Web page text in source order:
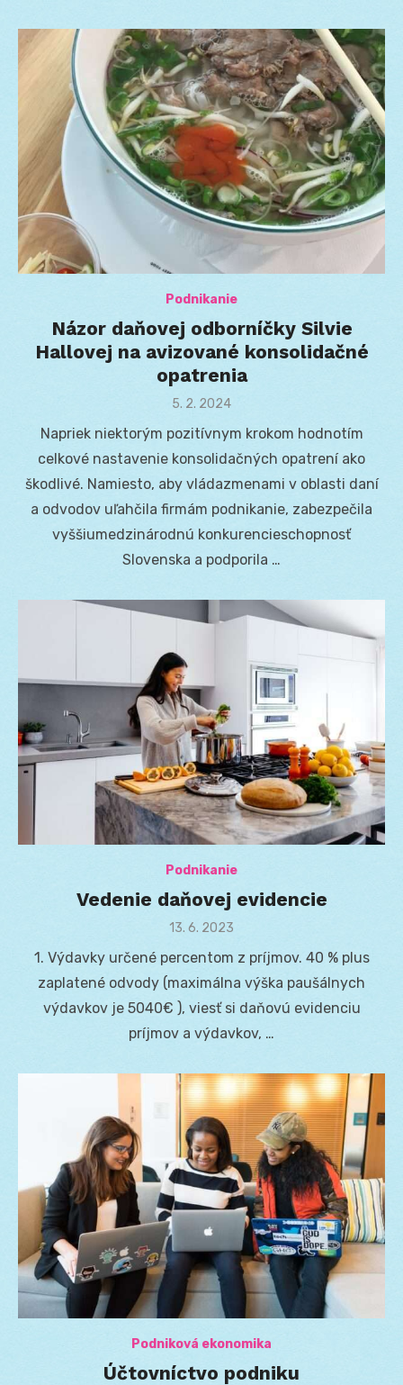
Podnikanie
Názor daňovej odborníčky Silvie
Hallovej na avizované konsolidačné
opatrenia
Posted
5. 2. 2024
Napriek niektorým pozitívnym krokom hodnotím
celkové nastavenie konsolidačných opatrení ako
škodlivé. Namiesto, aby vládazmenami v oblasti daní
a odvodov uľahčila firmám podnikanie, zabezpečila
vyššiumedzinárodnú konkurencieschopnosť
Slovenska a podporila …
Podnikanie
Vedenie daňovej evidencie
Posted
13. 6. 2023
1. Výdavky určené percentom z príjmov. 40 % plus
zaplatené odvody (maximálna výška paušálnych
výdavkov je 5040€ ), viesť si daňovú evidenciu
príjmov a výdavkov, …
Podniková ekonomika
Účtovníctvo podniku